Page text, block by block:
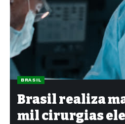
BRASIL
Brasil realiza
mil cirurgias